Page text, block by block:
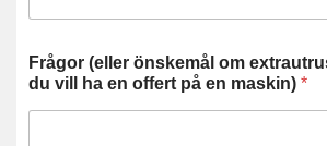
Frågor (eller önskemål om
du vill ha en offert på en maskin) *